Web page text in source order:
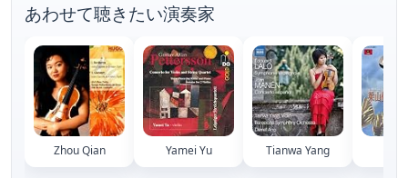
あわせて聴きたい演奏家
Zhou Qian Yamei Yu Tianwa Yang